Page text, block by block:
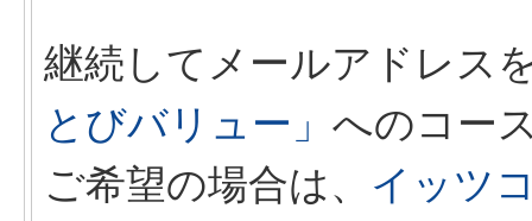
継続してメールアドレス
とびバリュー」 へのコー
ご希望の場合は、 イッツ